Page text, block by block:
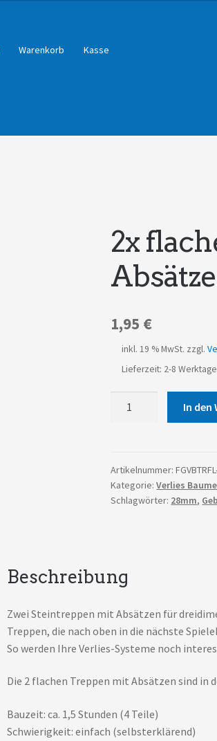
Warenkorb Kasse
2x
1,95 €
inkl. 19 % MwSt. zzgl.
Lieferzeit: 2-8 Werktage
Absätzen
Menge
In den
Artikelnummer:
Kategorie:Verlies
Schlagwörter: 28mm,
Beschreibung
Zwei Steintreppen mit Absätzen für
Treppen, die nach oben in die nächste
So werden Ihre Verlies-Systeme noch
Die 2 flachen Treppen mit Absätzen sind in
Bauzeit: ca. 1,5 Stunden (4 Teile)
Schwierigkeit: einfach (selbsterklärend)